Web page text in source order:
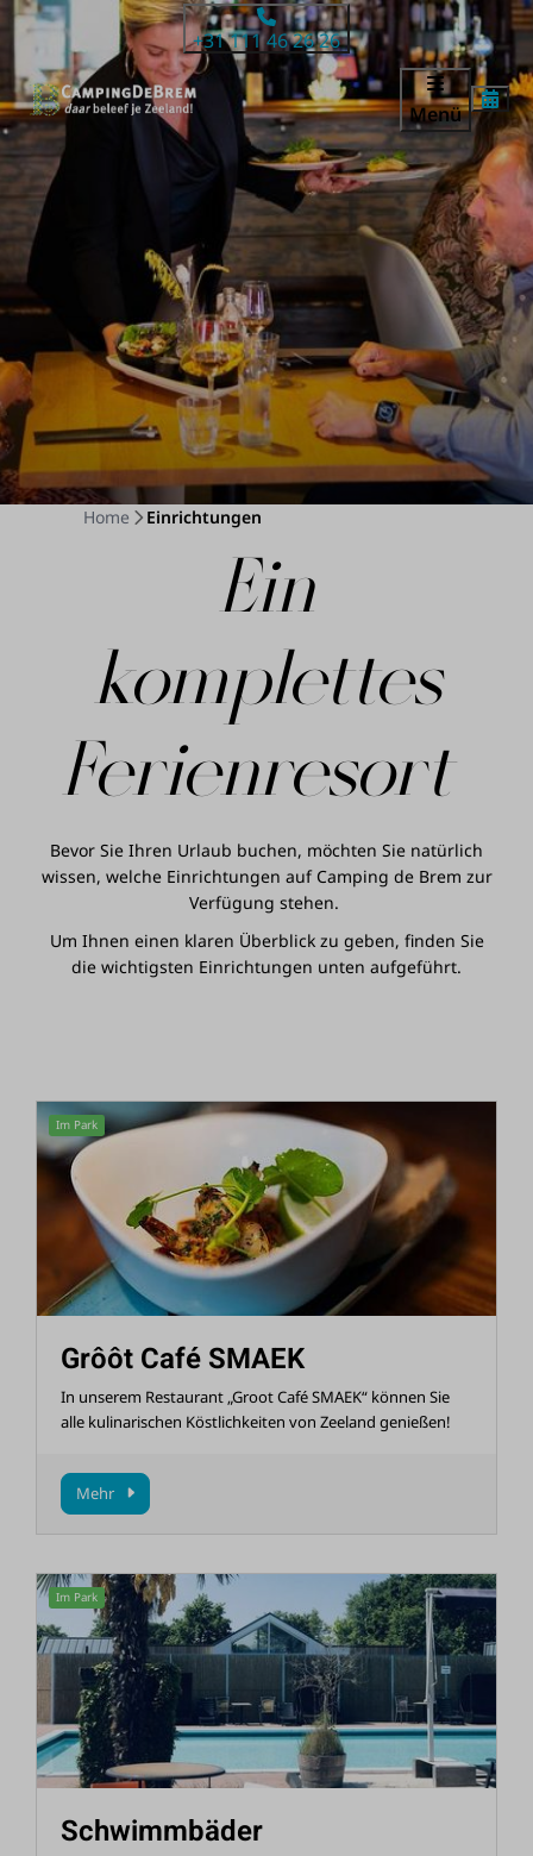
+31 111 46 26 26
Menü
Home Einrichtungen
Ein
komplettes
Ferienresort
Bevor Sie Ihren Urlaub buchen, möchten Sie natürlich
wissen, welche Einrichtungen auf Camping de Brem zur
Verfügung stehen.
Um Ihnen einen klaren Überblick zu geben, finden Sie
die wichtigsten Einrichtungen unten aufgeführt.
Im Park
Grôôt Café SMAEK
In unserem Restaurant „Groot Café SMAEK“ können Sie
alle kulinarischen Köstlichkeiten von Zeeland genießen!
Mehr
Im Park
Schwimmbäder